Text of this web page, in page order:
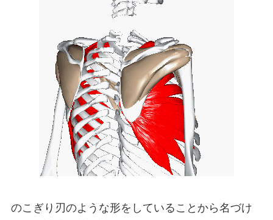
のこぎり刃のような形をしていることから名づけ